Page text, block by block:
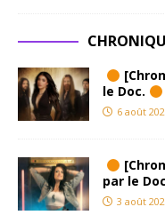
le Doc.
6 août
par le
3 août